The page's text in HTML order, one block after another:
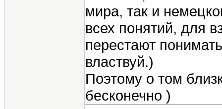
мира, так и
всех понятий, для
перестают
властвуй.)
Поэтому о том
бесконечно )